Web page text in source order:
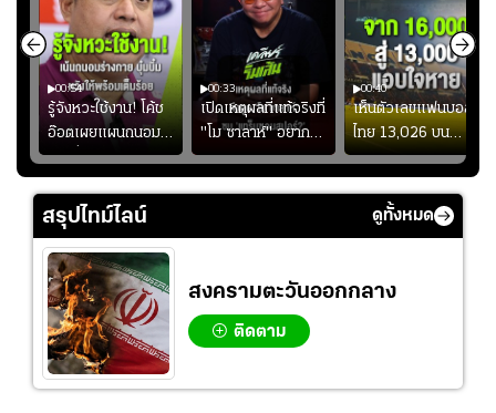
00:54
รู้จังหวะใช้งาน! โค้ช
อ๊อตเผยแผนถนอม
“บุ๋มบิ๋ม” เพื่อรักษา
ร่างกายให้พร้อมที่สุด
00:33
เปิดเหตุผลที่แท้จริงที่
"โม ซาลาห์" อยาก
ย้ายซบ "แทร็บซอนส
ปอร์"
00:40
เห็นตัวเลขแฟนบอล
ไทย 13,026 บน
สกอร์บอร์ดแล้วแอบ
ใจหาย น้อยกว่านัดที่
แล้วเจอมาเลเซียตั้ง
สรุปไทม์ไลน์ ดูทั้งหมด
สงครามตะวันออกกลาง
ติดตาม